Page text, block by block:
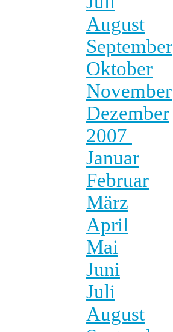
August
September
Oktober
November
Dezember
2007
Januar
Februar
März
April
Mai
Juni
Juli
August